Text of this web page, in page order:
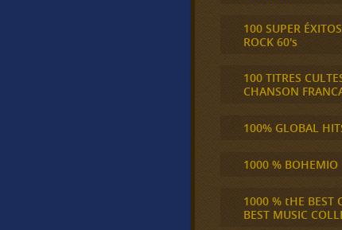
100 SUPER
ROCK 60's
100 TITRES
CHANSON
100% GLOBAL
1000 % BOHEMIO
1000 % tHE BEST
BEST MUSIC